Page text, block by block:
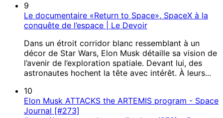
9
Le documentaire «Return to Space», SpaceX à la
conquête de l’espace | Le Devoir
Dans un étroit corridor blanc ressemblant à un
décor de Star Wars, Elon Musk détaille sa vision de
l’avenir de l’exploration spatiale. Devant lui, des
astronautes hochent la tête avec intérêt. À leurs...
10
Elon Musk ATTACKS the ARTEMIS program - Space
Journal [#273]